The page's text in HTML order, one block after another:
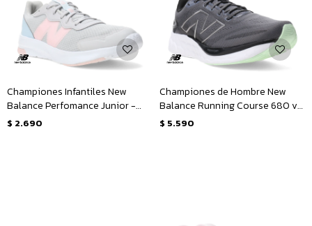
Championes Infantiles New
Balance Perfomance Junior -
Gris - Rosado - Celeste
$ 2.690
Championes de Hombre New
Balance Running Course 680 v8
- Gris Topo - Negro
$ 5.590